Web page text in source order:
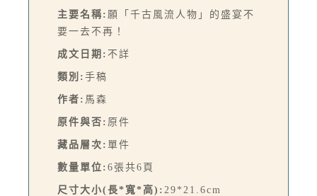
主要名稱: 願「千古風流人物」的盛宴不
要一去不再！
成文日期: 不詳
類別: 手稿
作者: 馬森
原件與否: 原件
藏品層次: 單件
數量單位: 6張共6頁
尺寸大小(長*寬*高): 29*21.6cm